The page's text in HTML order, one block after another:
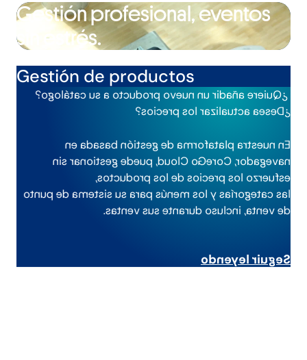
Gestión profesional, eventos
sin estrés.
Gestión de productos
¿Quiere añadir un nuevo producto a su catálogo?
¿Desea actualizar los precios?
En nuestra plataforma de gestión basada en
navegador, CoreGo Cloud, puede gestionar sin
esfuerzo los precios de los productos,
las categorías y los menús para su sistema de punto
de venta, incluso durante sus ventas.
Seguir leyendo